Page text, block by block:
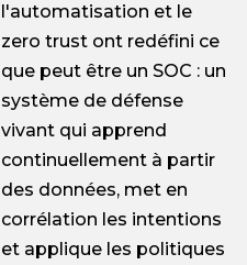
l'automatisation et le
zero trust ont redéfini ce
que peut être un SOC : un
système de défense
vivant qui apprend
continuellement à partir
des données, met en
corrélation les intentions
et applique les politiques